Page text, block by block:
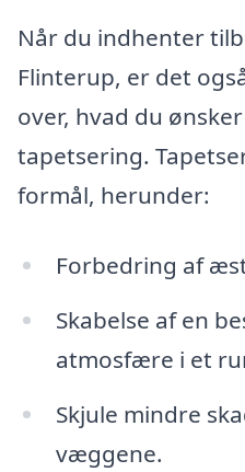
Når du indhenter
Flinterup, er det
over, hvad du
tapetsering.
formål, herunder:
Forbedring af
Skabelse af en
atmosfære i et
Skjule mindre
væggene.